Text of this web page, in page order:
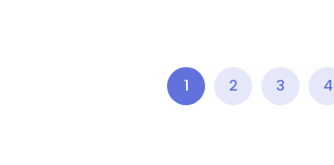
1 2 3 4